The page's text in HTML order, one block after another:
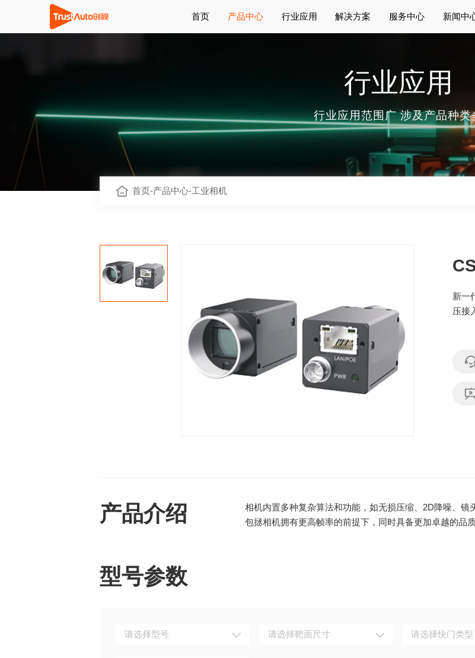
首页 产品中心 行业应用 解决方案 服务中心 新闻中
行业应用
行业应用范围广 涉及产品种类
首页-产品中心-工业相机
新一
压接
产品介绍
相机内置多种复杂算法和功能，如无损压缩、2D降噪、
包拯相机拥有更高帧率的前提下，同时具备更加卓越的品质
型号参数
请选择型号 请选择靶面尺寸 请选择快门类型